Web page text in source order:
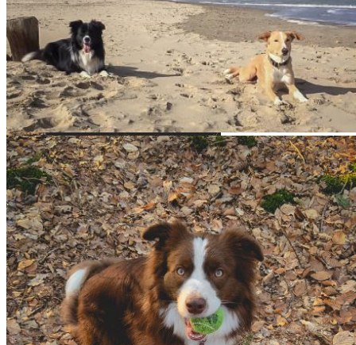
Ellie,CHBroad­me­a­dows Cele­bri­
ty Skin
Bran, Broad­me­a­dows Cloud Rider